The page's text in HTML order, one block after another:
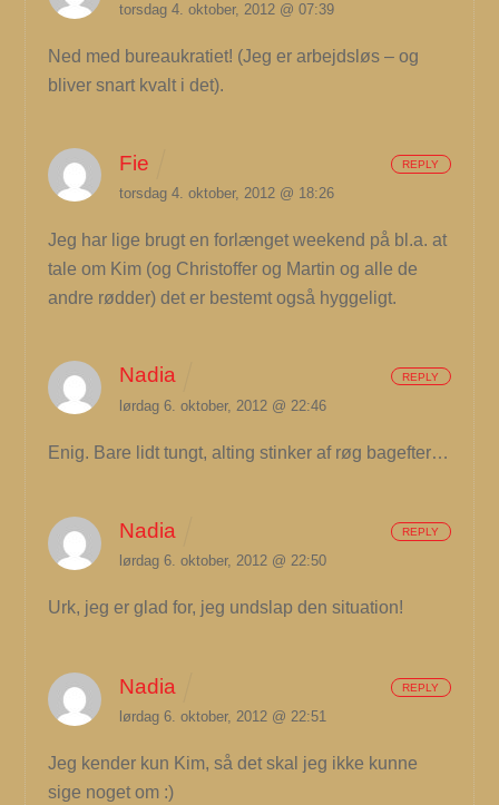
torsdag 4. oktober, 2012 @ 07:39
Ned med bureaukratiet! (Jeg er arbejdsløs – og
bliver snart kvalt i det).
Fie
torsdag 4. oktober, 2012 @ 18:26
Jeg har lige brugt en forlænget weekend på bl.a. at
tale om Kim (og Christoffer og Martin og alle de
andre rødder) det er bestemt også hyggeligt.
REPLY
Nadia
lørdag 6. oktober, 2012 @ 22:46
Enig. Bare lidt tungt, alting stinker af røg bagefter…
REPLY
Nadia
lørdag 6. oktober, 2012 @ 22:50
Urk, jeg er glad for, jeg undslap den situation!
REPLY
Nadia
lørdag 6. oktober, 2012 @ 22:51
Jeg kender kun Kim, så det skal jeg ikke kunne
sige noget om :)
REPLY